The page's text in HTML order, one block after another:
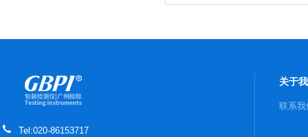
Tel:020-86153717
关于
联系我